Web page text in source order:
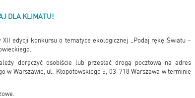
DLA KLIMATU!
edycji konkursu o tematyce ekologicznej „Podaj rękę Światu –
doręczyć osobiście lub przesłać drogą pocztową na adres
w Warszawie, ul. Kłopotowskiego 5, 03-718 Warszawa w terminie